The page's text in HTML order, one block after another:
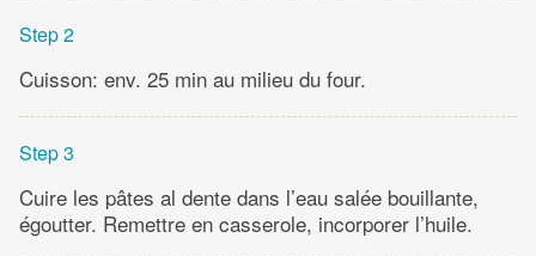
Step 2
Cuisson: env. 25 min au milieu du four.
Step 3
Cuire les pâtes al dente dans l’eau salée bouillante,
égoutter. Remettre en casserole, incorporer l’huile.